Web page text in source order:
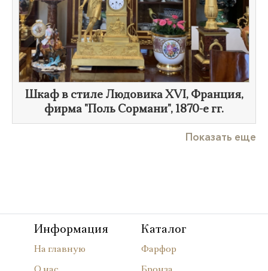
Шкаф в стиле Людовика XVI, Франция,
фирма "Поль Сормани", 1870-е гг.
Показать еще
Информация
На главную
Каталог
Фарфор